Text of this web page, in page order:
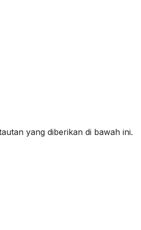
yang diberikan di bawah ini.